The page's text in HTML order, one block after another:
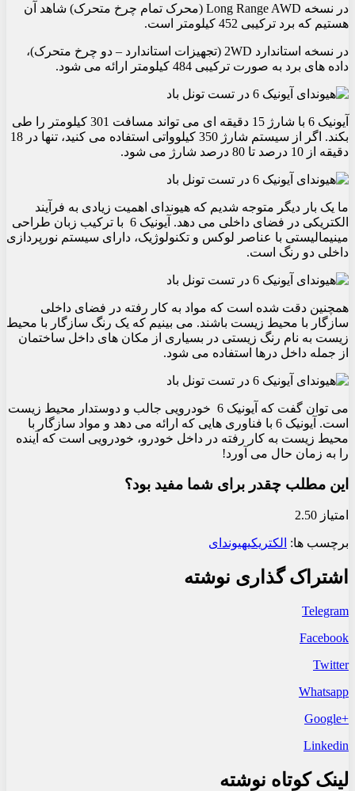
در نسخه Long Range AWD (محرک تمام چرخ متحرک) شاهد آن
هستیم که برد ترکیبی 452 کیلومتر است.
در نسخه استاندارد 2WD (تجهیزات استاندارد – دو چرخ متحرک)،
داده های برد به صورت ترکیبی 484 کیلومتر ارائه می شود.
آیونیک 6 با شارژ 15 دقیقه ای می تواند مسافت 301 کیلومتر را طی
بکند. اگر از سیستم شارژ 350 کیلوواتی استفاده می کنید، تنها در 18
دقیقه از 10 درصد تا 80 درصد شارژ می شود.
ما یک بار دیگر متوجه شدیم که هیوندای اهمیت زیادی به فرآیند
الکتریکی در فضای داخلی می دهد. آیونیک 6 با ترکیب زبان طراحی
مینیمالیستی با عناصر لوکس و تکنولوژیک، دارای سیستم نورپردازی
داخلی دو رنگ است.
همچنین دقت شده است که مواد به کار رفته در فضای داخلی
سازگار با محیط زیست باشند. می بینیم که یک رنگ سازگار با محیط
زیست به نام رنگ زیستی در بسیاری از مکان های داخل ساختمان
از جمله داخل درها استفاده می شود.
می توان گفت که آیونیک 6 خودرویی جالب و دوستدار محیط زیست
است. آیونیک 6 با فناوری هایی که ارائه می دهد و مواد سازگار با
محیط زیست به کار رفته در داخل خودرو، خودرویی است که آینده
را به زمان حال می آورد!
این مطلب چقدر برای شما مفید بود؟
امتیاز 2.50
برچسب ها: الکتریکیهیوندای
اشتراک گذاری نوشته
Telegram
Facebook
Twitter
Whatsapp
+Google
Linkedin
لینک کوتاه نوشته